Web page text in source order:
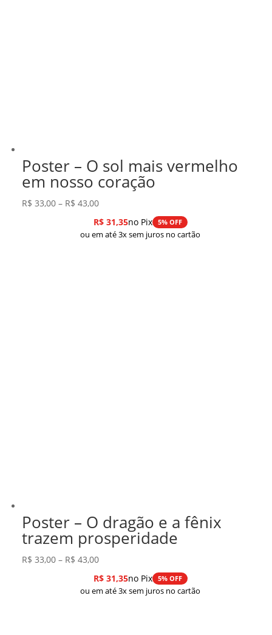
Poster – O sol mais vermelho
em nosso coração
R$ 33,00 – R$ 43,00Faixa
de
preço:
R$31,35no Pix 5% OFF
ou em até 3x sem juros no cartão
Poster – O dragão e a fênix
trazem prosperidade
R$ 33,00 – R$ 43,00Faixa
de
preço:
R$31,35no Pix 5% OFF
ou em até 3x sem juros no cartão